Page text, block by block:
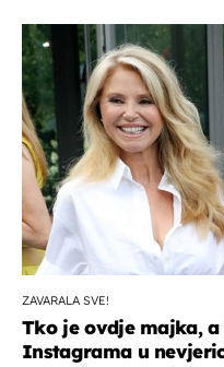
ZAVARALA SVE!
Tko je ovdje majka,
Instagrama u